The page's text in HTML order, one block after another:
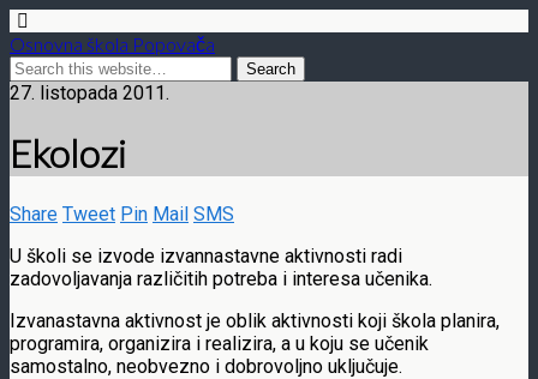
Osnovna škola Popovača
27. listopada 2011.
Ekolozi
Share Tweet Pin Mail SMS
U školi se izvode izvannastavne aktivnosti radi
zadovoljavanja različitih potreba i interesa učenika.
Izvanastavna aktivnost je oblik aktivnosti koji škola planira,
programira, organizira i realizira, a u koju se učenik
samostalno, neobvezno i dobrovoljno uključuje.